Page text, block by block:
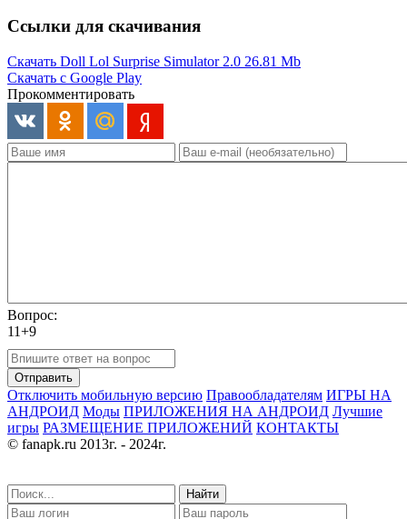
Ссылки для скачивания
Скачать Doll Lol Surprise Simulator 2.0 26.81 Mb
Скачать с Google Play
Прокомментировать
Вопрос:
11+9
Отправить
Отключить мобильную версию Правообладателям ИГРЫ НА
АНДРОИД Моды ПРИЛОЖЕНИЯ НА АНДРОИД Лучшие
игры РАЗМЕЩЕНИЕ ПРИЛОЖЕНИЙ КОНТАКТЫ
© fanapk.ru 2013г. - 2024г.
Найти